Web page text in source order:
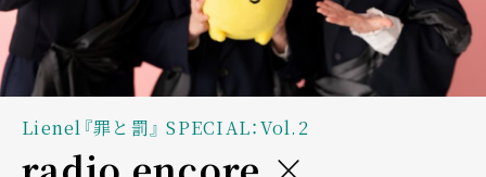
Lienel『罪と罰』 SPECIAL：Vol.2